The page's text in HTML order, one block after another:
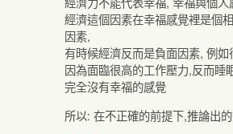
經濟這個因素在幸福感覺裡是個
因素,
有時候經濟反而是負面因素, 例如
因為面臨很高的工作壓力,反而睡
完全沒有幸福的感覺
所以: 在不正確的前提下,推論出